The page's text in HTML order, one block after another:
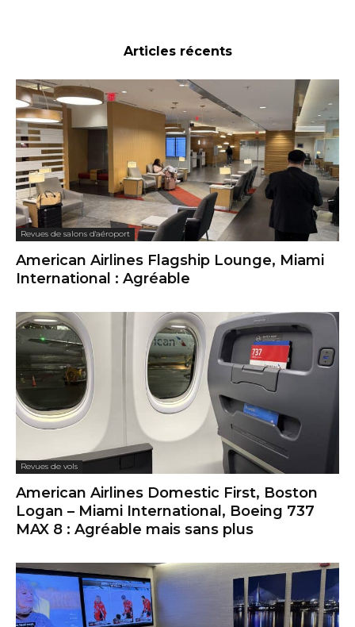
Articles récents
Revues de salons d'aéroport
American Airlines Flagship Lounge, Miami
International : Agréable
Revues de vols
American Airlines Domestic First, Boston
Logan – Miami International, Boeing 737
MAX 8 : Agréable mais sans plus